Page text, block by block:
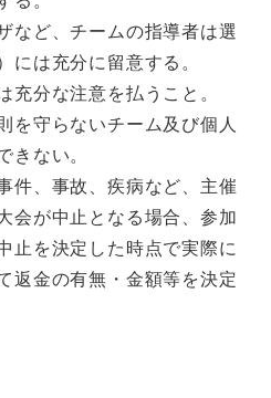
など、チームの指導者は選
は充分に留意する。
充分な注意を払うこと。
を守らないチーム及び個人
ない。
件、事故、疾病など、主催
会が中止となる場合、参加
止を決定した時点で実際に
返金の有無・金額等を決定